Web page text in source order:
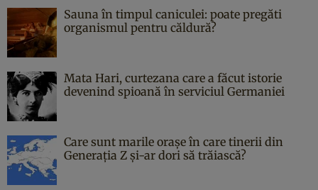
Sauna în timpul caniculei: poate pregăti
organismul pentru căldură?
Mata Hari, curtezana care a făcut istorie
devenind spioană în serviciul Germaniei
Care sunt marile orașe în care tinerii din
Generația Z și-ar dori să trăiască?